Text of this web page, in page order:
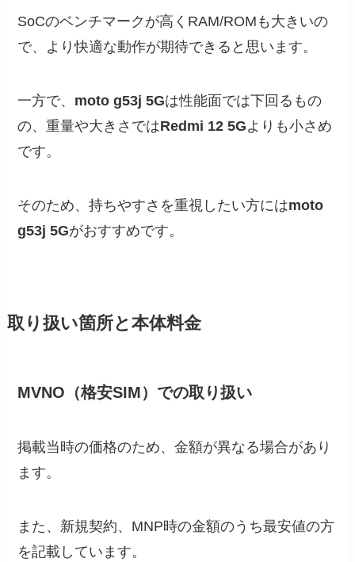
SoCのベンチマークが高くRAM/ROMも大きいの
で、より快適な動作が期待できると思います。
一方で、 moto g53j 5Gは性能面では下回るもの
の、重量や大きさではRedmi 12 5Gよりも小さめ
です。
そのため、持ちやすさを重視したい方にはmoto
g53j 5Gがおすすめです。
取り扱い箇所と本体料金
MVNO（格安SIM）での取り扱い
掲載当時の価格のため、金額が異なる場合があり
ます。
また、新規契約、MNP時の金額のうち最安値の方
を記載しています。